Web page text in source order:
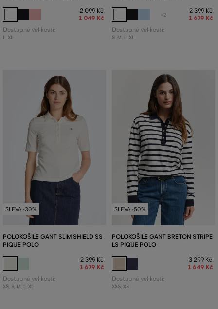
2 099 Kč
1 049 Kč
Dostupné velikosti:
L, XL
+2
2 399 Kč
1 679 Kč
Dostupné velikosti:
S, M, L, XL
SLEVA -30%
POLOKOŠILE GANT SLIM SHIELD SS
PIQUE POLO
2 399 Kč
1 679 Kč
Dostupné velikosti:
XS, S, M, L, XL
SLEVA -50%
POLOKOŠILE GANT BRETON STRIPE
LS PIQUE POLO
3 299 Kč
1 649 Kč
Dostupné velikosti:
XXS, XS